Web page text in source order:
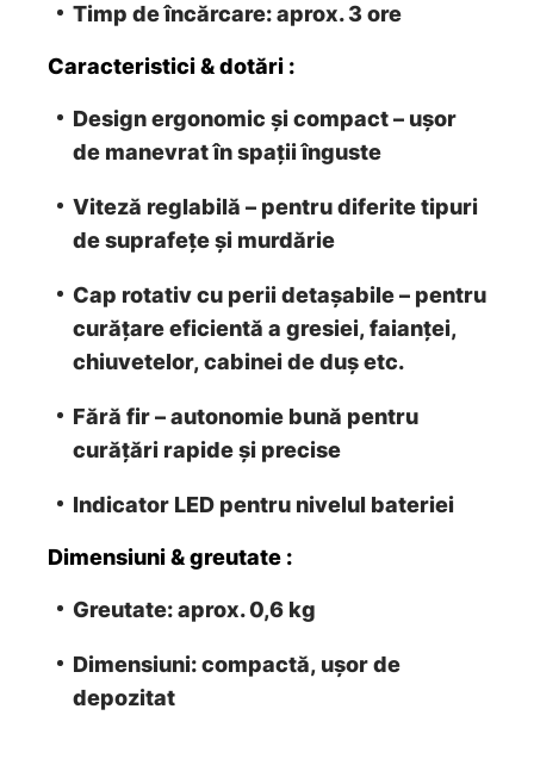
Timp de încărcare: aprox. 3 ore
Caracteristici & dotări :
Design ergonomic și compact– ușor
de manevrat în spații înguste
Viteză reglabilă – pentru diferite tipuri
de suprafețe și murdărie
Cap rotativ cu perii detașabile– pentru
curățare eficientă a gresiei, faianței,
chiuvetelor, cabinei de duș etc.
Fără fir– autonomie bună pentru
curățări rapide și precise
Indicator LED pentru nivelul bateriei
Dimensiuni & greutate :
Greutate: aprox. 0,6 kg
Dimensiuni: compactă, ușor de
depozitat